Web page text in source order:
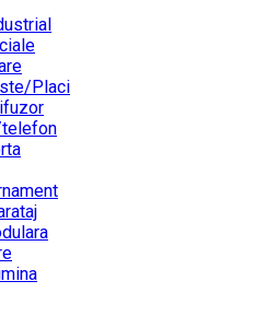
Placi